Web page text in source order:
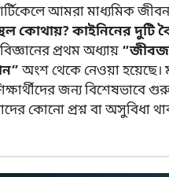
আমরা মাধ্যমিক
কোথায়? কাইনিনের দুটি
প্রথম অধ্যায়
অংশ থেকে নেওয়া হয়েছে।
জন্য
কোনো প্রশ্ন বা অসুবিধা